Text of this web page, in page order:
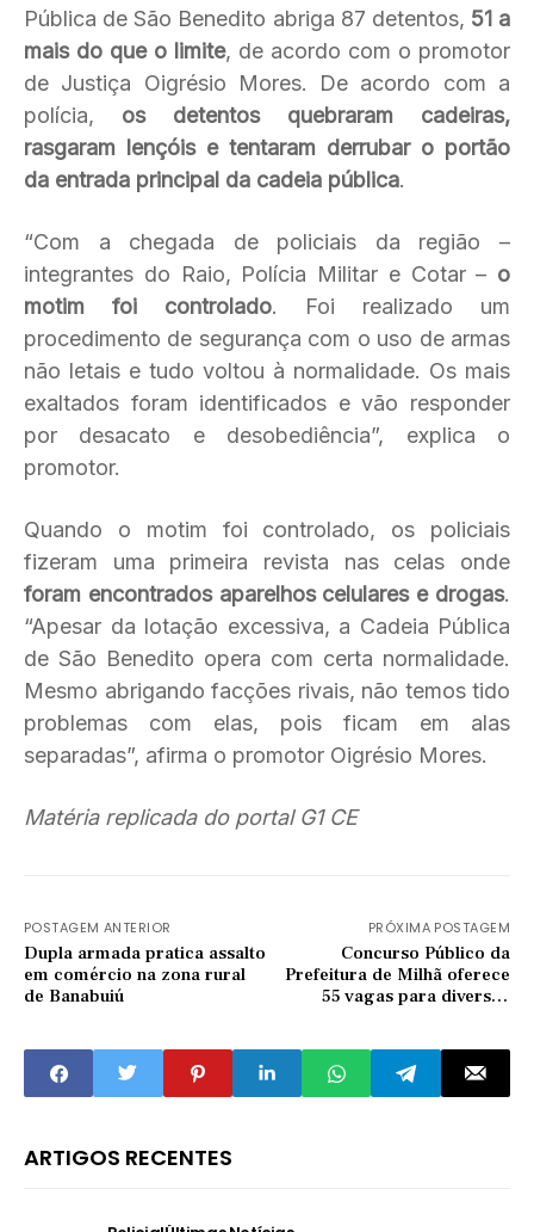
Pública de São Benedito abriga 87 detentos, 51 a
mais do que o limite, de acordo com o promotor
de Justiça Oigrésio Mores. De acordo com a
polícia, os detentos quebraram cadeiras,
rasgaram lençóis e tentaram derrubar o portão
da entrada principal da cadeia pública.
“Com a chegada de policiais da região –
integrantes do Raio, Polícia Militar e Cotar – o
motim foi controlado. Foi realizado um
procedimento de segurança com o uso de armas
não letais e tudo voltou à normalidade. Os mais
exaltados foram identificados e vão responder
por desacato e desobediência”, explica o
promotor.
Quando o motim foi controlado, os policiais
fizeram uma primeira revista nas celas onde
foram encontrados aparelhos celulares e drogas.
“Apesar da lotação excessiva, a Cadeia Pública
de São Benedito opera com certa normalidade.
Mesmo abrigando facções rivais, não temos tido
problemas com elas, pois ficam em alas
separadas”, afirma o promotor Oigrésio Mores.
Matéria replicada do portal G1 CE
POSTAGEM ANTERIOR
Dupla armada pratica assalto
em comércio na zona rural
de Banabuiú
PRÓXIMA POSTAGEM
Concurso Público da
Prefeitura de Milhã oferece
55 vagas para diversos
ARTIGOS RECENTES